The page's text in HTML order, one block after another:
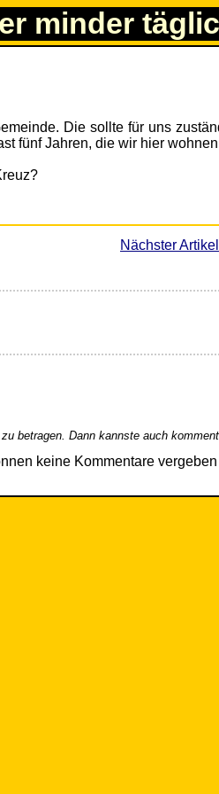
minder
Die sollte für uns
fünf Jahren, die wir hier
Nächster Artikel
betragen. Dann kannste auch
keine Kommentare